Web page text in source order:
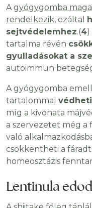
Agyógygomba
rendelkezik, ezáltal
sejtvédelemhez.(4)
tartalma révén
gyulladásokat a
autoimmun
A gyógygomba
tartalommal védheti
míg a kivonata
a szervezetet még a
való
csökkentheti a
homeosztázis
Lentinula